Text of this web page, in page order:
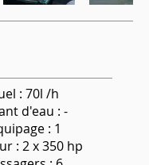
: 70l /h
d'eau : -
: 1
: 2 x 350 hp